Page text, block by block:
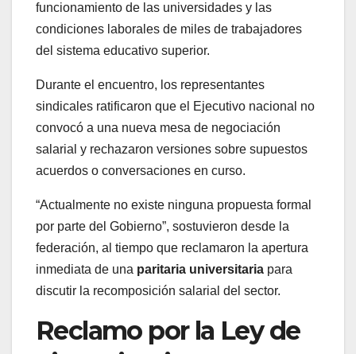
funcionamiento de las universidades y las
condiciones laborales de miles de trabajadores
del sistema educativo superior.
Durante el encuentro, los representantes
sindicales ratificaron que el Ejecutivo nacional no
convocó a una nueva mesa de negociación
salarial y rechazaron versiones sobre supuestos
acuerdos o conversaciones en curso.
“Actualmente no existe ninguna propuesta formal
por parte del Gobierno”, sostuvieron desde la
federación, al tiempo que reclamaron la apertura
inmediata de una paritaria universitaria para
discutir la recomposición salarial del sector.
Reclamo por la Ley de